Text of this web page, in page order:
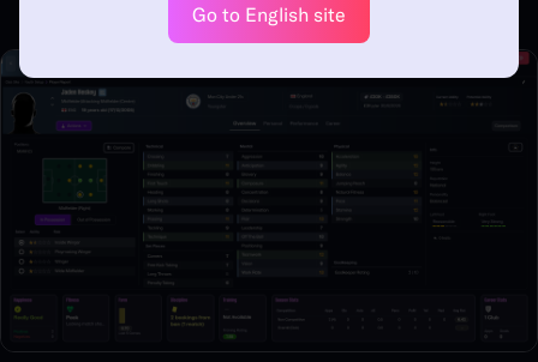
préstamo a un nivel adecuado.
Go to English site